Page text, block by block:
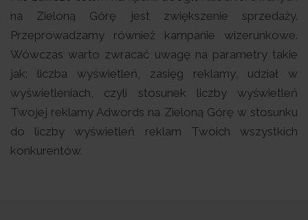
na Zieloną Górę jest zwiększenie sprzedaży.
Przeprowadzamy również kampanie wizerunkowe.
Wówczas warto zwracać uwagę na parametry takie
jak: liczba wyświetleń, zasięg reklamy, udział w
wyświetleniach, czyli stosunek liczby wyświetleń
Twojej reklamy Adwords na Zieloną Górę w stosunku
do liczby wyświetleń reklam Twoich wszystkich
konkurentów.